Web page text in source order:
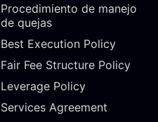
Procedimiento de manejo
de quejas
Best Execution Policy
Fair Fee Structure Policy
Leverage Policy
Services Agreement